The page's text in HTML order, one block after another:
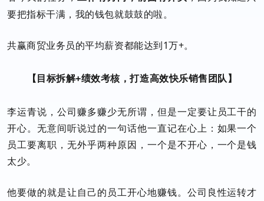
要把指标干满，我的钱包就鼓鼓的啦。
共赢商贸业务员的平均薪资都能达到1万+。
【目标拆解+绩效考核，打造高效快乐销售团队】
李运青说，公司赚多赚少无所谓，但是一定要让员工干的
开心。无意间听说过的一句话他一直记在心上：如果一个
员工要离职，无外乎两种原因，一个是不开心，一个是钱
太少。
他要做的就是让自己的员工开心地赚钱。公司良性运转才